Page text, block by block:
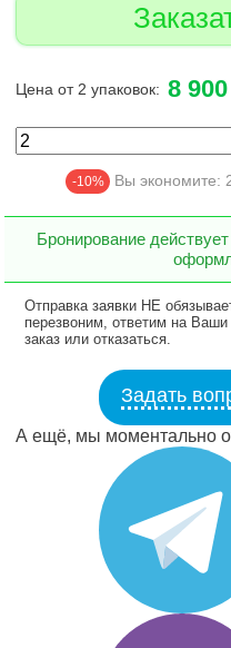
Цена от 2 упаковок: 8
-10% Вы экономите:
Бронирование
Отправка заявки НЕ
перезвоним, ответим на
заказ или отказаться.
Задать
А ещё, мы моментально